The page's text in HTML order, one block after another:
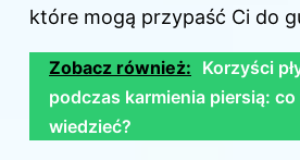
które mogą przypaść Ci do
Zobacz również: Korzyści
podczas karmienia piersią:
wiedzieć?